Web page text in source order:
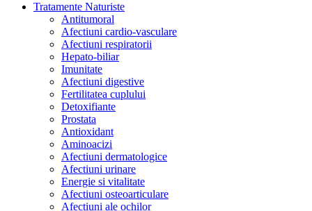
Tratamente Naturiste
Antitumoral
Afectiuni cardio-vasculare
Afectiuni respiratorii
Hepato-biliar
Imunitate
Afectiuni digestive
Fertilitatea cuplului
Detoxifiante
Prostata
Antioxidant
Aminoacizi
Afectiuni dermatologice
Afectiuni urinare
Energie si vitalitate
Afectiuni osteoarticulare
Afectiuni ale ochilor